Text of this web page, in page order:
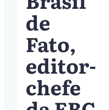
de
Fato,
editor-
chefe